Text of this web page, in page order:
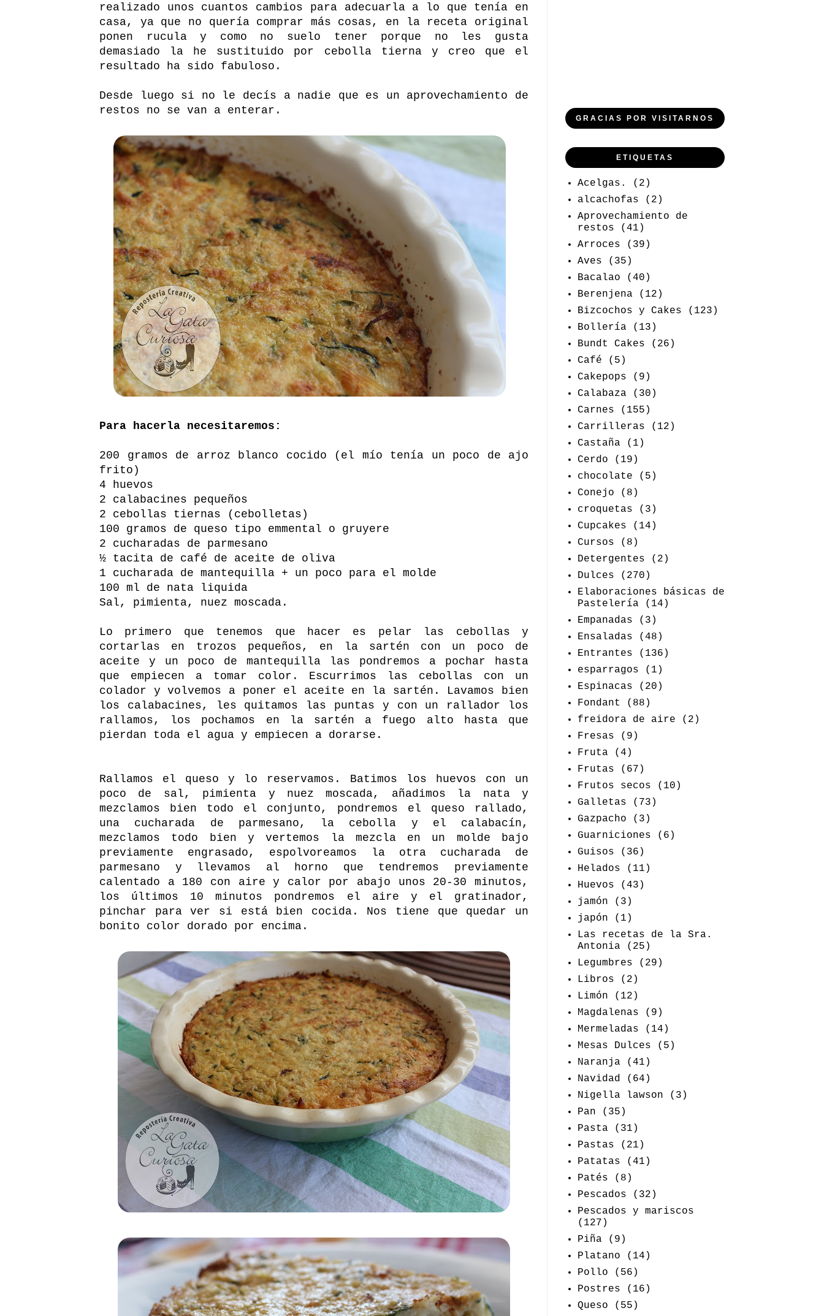
realizado unos cuantos cambios para adecuarla a lo que tenía en
casa, ya que no quería comprar más cosas, en la receta original
ponen rucula y como no suelo tener porque no les gusta
demasiado la he sustituido por cebolla tierna y creo que el
resultado ha sido fabuloso.
Desde luego si no le decís a nadie que es un aprovechamiento de
restos no se van a enterar.
Para hacerla necesitaremos:
200 gramos de arroz blanco cocido (el mío tenía un poco de ajo
frito)
4 huevos
2 calabacines pequeños
2 cebollas tiernas (cebolletas)
100 gramos de queso tipo emmental o gruyere
2 cucharadas de parmesano
½ tacita de café de aceite de oliva
1 cucharada de mantequilla + un poco para el molde
100 ml de nata liquida
Sal, pimienta, nuez moscada.
Lo primero que tenemos que hacer es pelar las cebollas y
cortarlas en trozos pequeños, en la sartén con un poco de
aceite y un poco de mantequilla las pondremos a pochar hasta
que empiecen a tomar color. Escurrimos las cebollas con un
colador y volvemos a poner el aceite en la sartén. Lavamos bien
los calabacines, les quitamos las puntas y con un rallador los
rallamos, los pochamos en la sartén a fuego alto hasta que
pierdan toda el agua y empiecen a dorarse.
Rallamos el queso y lo reservamos. Batimos los huevos con un
poco de sal, pimienta y nuez moscada, añadimos la nata y
mezclamos bien todo el conjunto, pondremos el queso rallado,
una cucharada de parmesano, la cebolla y el calabacín,
mezclamos todo bien y vertemos la mezcla en un molde bajo
previamente engrasado, espolvoreamos la otra cucharada de
parmesano y llevamos al horno que tendremos previamente
calentado a 180 con aire y calor por abajo unos 20-30 minutos,
los últimos 10 minutos pondremos el aire y el gratinador,
pinchar para ver si está bien cocida. Nos tiene que quedar un
bonito color dorado por encima.
GRACIAS POR VISITARNOS
ETIQUETAS
Acelgas.
(2)
alcachofas
(2)
Aprovechamiento de
restos
(41)
Arroces
(39)
Aves
(35)
Bacalao
(40)
Berenjena
(12)
Bizcochos y Cakes
(123)
Bollería
(13)
Bundt Cakes
(26)
Café
(5)
Cakepops
(9)
Calabaza
(30)
Carnes
(155)
Carrilleras
(12)
Castaña
(1)
Cerdo
(19)
chocolate
(5)
Conejo
(8)
croquetas
(3)
Cupcakes
(14)
Cursos
(8)
Detergentes
(2)
Dulces
(270)
Elaboraciones básicas de
Pastelería
(14)
Empanadas
(3)
Ensaladas
(48)
Entrantes
(136)
esparragos
(1)
Espinacas
(20)
Fondant
(88)
freidora de aire
(2)
Fresas
(9)
Fruta
(4)
Frutas
(67)
Frutos secos
(10)
Galletas
(73)
Gazpacho
(3)
Guarniciones
(6)
Guisos
(36)
Helados
(11)
Huevos
(43)
jamón
(3)
japón
(1)
Las recetas de la Sra.
Antonia
(25)
Legumbres
(29)
Libros
(2)
Limón
(12)
Magdalenas
(9)
Mermeladas
(14)
Mesas Dulces
(5)
Naranja
(41)
Navidad
(64)
Nigella lawson
(3)
Pan
(35)
Pasta
(31)
Pastas
(21)
Patatas
(41)
Patés
(8)
Pescados
(32)
Pescados y mariscos
(127)
Piña
(9)
Platano
(14)
Pollo
(56)
Postres
(16)
Queso
(55)